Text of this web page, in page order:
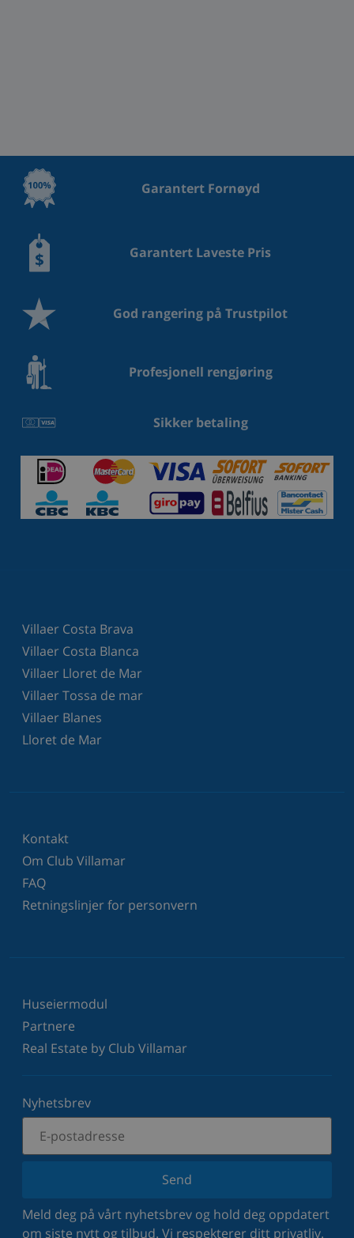
Garantert Fornøyd
Garantert Laveste Pris
God rangering på Trustpilot
Profesjonell rengjøring
Sikker betaling
Villaer Costa Brava
Villaer Costa Blanca
Villaer Lloret de Mar
Villaer Tossa de mar
Villaer Blanes
Lloret de Mar
Kontakt
Om Club Villamar
FAQ
Retningslinjer for personvern
Huseiermodul
Partnere
Real Estate by Club Villamar
Nyhetsbrev
Send
Meld deg på vårt nyhetsbrev og hold deg oppdatert
om siste nytt og tilbud. Vi respekterer ditt privatliv.